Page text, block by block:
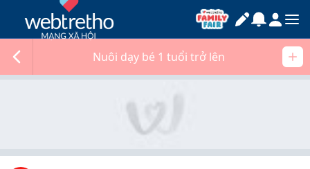
Nuôi dạy bé 1 tuổi trở lên